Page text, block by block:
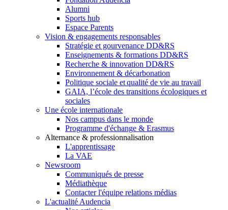
Alumni
Sports hub
Espace Parents
Vision & engagements responsables
Stratégie et gourvenance DD&RS
Enseignements & formations DD&RS
Recherche & innovation DD&RS
Environnement & décarbonation
Politique sociale et qualité de vie au travail
GAIA, l’école des transitions écologiques et
sociales
Une école internationale
Nos campus dans le monde
Programme d'échange & Erasmus
Alternance & professionnalisation
L'apprentissage
La VAE
Newsroom
Communiqués de presse
Médiathèque
Contacter l'équipe relations médias
L'actualité Audencia